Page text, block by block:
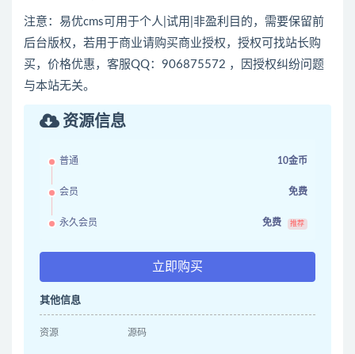
注意：易优cms可用于个人|试用|非盈利目的，需要保留前
后台版权，若用于商业请购买商业授权，授权可找站长购
买，价格优惠，客服QQ：906875572 ，因授权纠纷问题
与本站无关。
资源信息
普通 10金币
会员 免费
永久会员 免费 推荐
立即购买
其他信息
资源 源码